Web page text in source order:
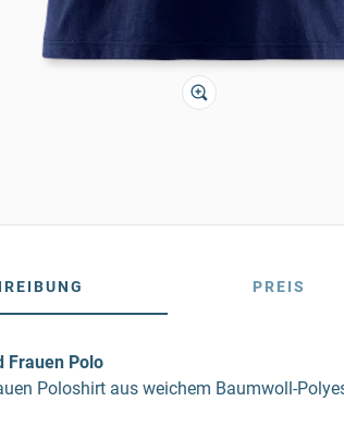
PREIS
Frauen Polo
Poloshirt aus weichem Baumwoll-